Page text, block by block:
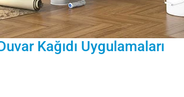
Kağıdı Uygulamaları